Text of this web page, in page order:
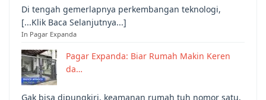
Di tengah gemerlapnya perkembangan teknologi,
[...Klik Baca Selanjutnya...]
In Pagar Expanda
Pagar Expanda: Biar Rumah Makin Keren
da…
Gak bisa dipungkiri, keamanan rumah tuh nomor satu,